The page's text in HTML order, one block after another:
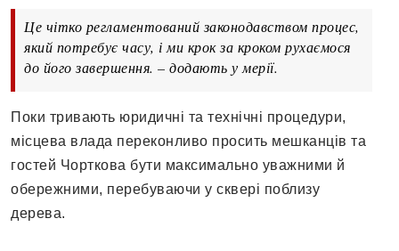
Це чітко регламентований законодавством процес,
який потребує часу, і ми крок за кроком рухаємося
до його завершення. – додають у мерії.
Поки тривають юридичні та технічні процедури,
місцева влада переконливо просить мешканців та
гостей Чорткова бути максимально уважними й
обережними, перебуваючи у сквері поблизу
дерева.